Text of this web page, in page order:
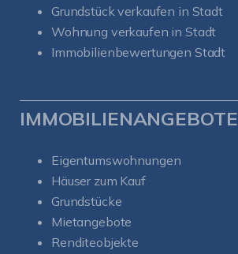
Grundstück verkaufen in Stadt
Wohnung verkaufen in Stadt
Immobilienbewertungen Stadt
IMMOBILIENANGEBOTE
Eigentumswohnungen
Häuser zum Kauf
Grundstücke
Mietangebote
Renditeobjekte